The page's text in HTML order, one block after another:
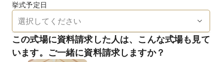
挙式予定日
この式場に資料請求した人は、こんな式場も見て
います。ご一緒に資料請求しますか？